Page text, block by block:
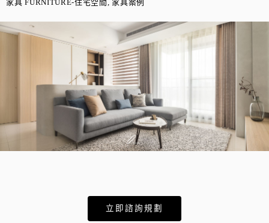
家具 FURNITURE-住宅空間, 家具案例
立即諮詢規劃